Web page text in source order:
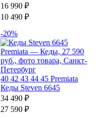
16 990 ₽
10 490 ₽
-20%
40 42 43 44 45 Premiata
Кеды Steven 6645
34 490 ₽
27 590 ₽